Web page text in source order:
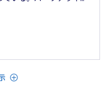
に感じてもらうため
閉じる